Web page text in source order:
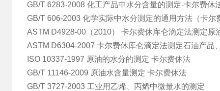
GB/T 6283-2008 化工产品中水分含量的测定-卡尔费休
GB/T 606-2003 化学实际中水分测定的通用方法（卡尔
ASTM D4928-00（2010） 卡尔费休库仑滴定法测定原
ASTM D6304-2007 卡尔费休库仑滴定法测定石油产品
ISO 10337-1997 原油的水分的测定 卡尔费休法
GB/T 11146-2009 原油水含量测定 卡尔费休法
GB/T 3727-2003 工业用乙烯、丙烯中微量水的测定